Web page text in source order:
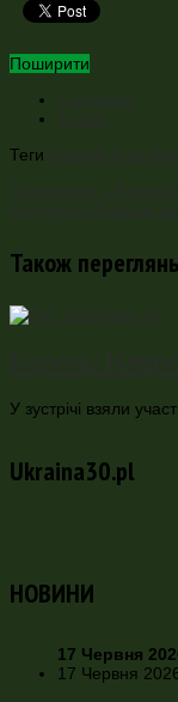
Поширити
Теги
Також
У зустрічі взяли
Ukraina30.pl
НОВИНИ
17 Червня
17 Червня